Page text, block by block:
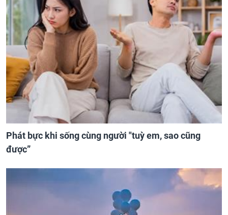
Phát bực khi sống cùng người "tuỳ em, sao cũng
được”